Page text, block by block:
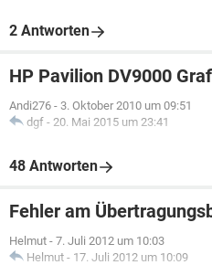
2 Antworten
HP Pavilion DV9000
Andi276 - 3. Oktober 2010 um 09:51
dgf - 20. Mai 2015 um 23:41
48 Antworten
Fehler am
Helmut - 7. Juli 2012 um 10:03
Helmut - 17. Juli 2012 um 10:09